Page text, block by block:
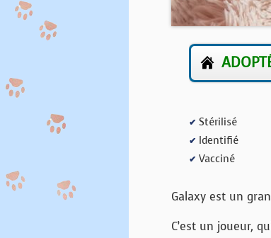
✔ Stérilisé
✔ Identifié
✔ Vacciné
Galaxy est un
C’est un joueur,